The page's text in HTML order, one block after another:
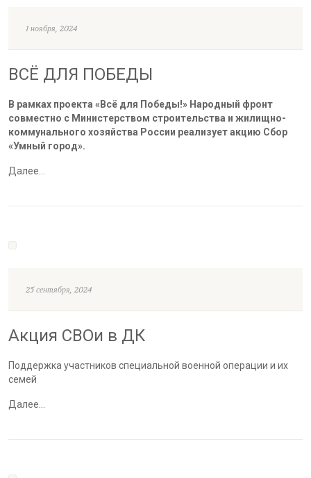
1 ноября, 2024
ВСЁ ДЛЯ ПОБЕДЫ
В рамках проекта «Всё для Победы!» Народный фронт
совместно с Министерством строительства и жилищно-
коммунального хозяйства России реализует акцию Сбор
«Умный город».
Далее…
25 сентября, 2024
Акция СВОи в ДК
Поддержка участников специальной военной операции и их
семей
Далее…